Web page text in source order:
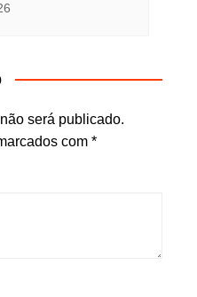
será publicado.
com *